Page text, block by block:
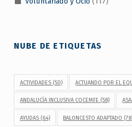
NUBE DE ETIQUETAS
ACTIVIDADES(50) ACTUANDO POR EL
ANDALUCÍA INCLUSIVA COCEMFE (58)
AYUDAS(64) BALONCESTO ADAPTADO